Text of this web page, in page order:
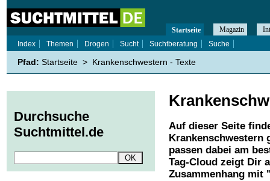
Auf dieser Seite
Krankenschwestern
passen dabei am
Tag-Cloud zeigt Dir
Zusammenhang mit
Startseite Magazin
Index
Themen Drogen Sucht Suchtberatung Suche
Pfad: Startseite > Krankenschwestern - Texte
Durchsuche
Suchtmittel.de